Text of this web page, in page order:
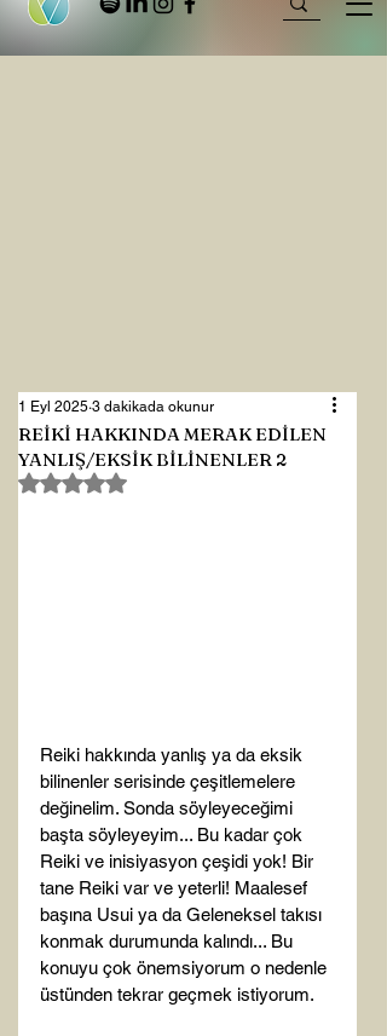
REİKİ HAKKINDA MERAK EDİLEN
YANLIŞ/EKSİK BİLİNENLER 2
1 Eyl 2025 3 dakikada okunur
5 üzerinden NaN yıldız
Reiki hakkında yanlış ya da eksik
bilinenler serisinde çeşitlemelere
değinelim. Sonda söyleyeceğimi
başta söyleyeyim... Bu kadar çok
Reiki ve inisiyasyon çeşidi yok! Bir
tane Reiki var ve yeterli! Maalesef
başına Usui ya da Geleneksel takısı
konmak durumunda kalındı... Bu
konuyu çok önemsiyorum o nedenle
üstünden tekrar geçmek istiyorum.